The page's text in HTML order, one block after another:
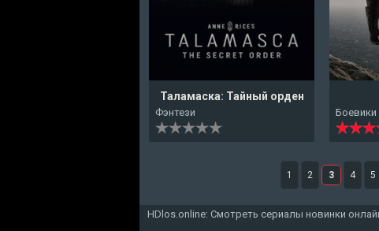
Таламаска: Тайный орден
Фэнтези Боевики
1 2 3 4 5
HDlos.online: Смотреть сериалы новинки